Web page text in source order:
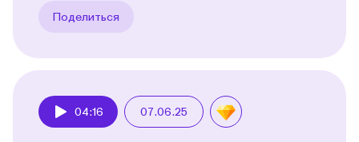
Поделиться
04:16 07.06.25